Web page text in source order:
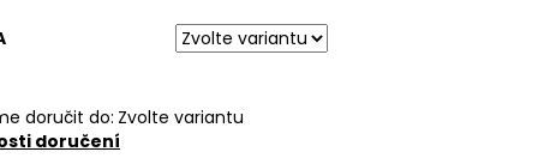
doručit do: Zvolte variantu
doručení